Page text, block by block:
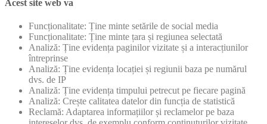
Acest site web va
Funcționalitate: Ține minte setările de social media
Funcționalitate: Ține minte țara și regiunea selectată
Analiză: Ține evidența paginilor vizitate și a interacțiunilor
întreprinse
Analiză: Ține evidența locației și regiunii baza pe numărul
dvs. de IP
Analiză: Ține evidența timpului petrecut pe fiecare pagină
Analiză: Crește calitatea datelor din funcția de statistică
Reclamă: Adaptarea informațiilor și reclamelor pe baza